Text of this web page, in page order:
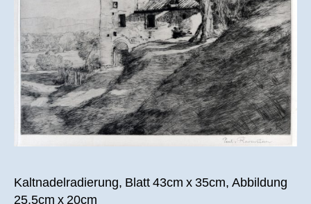
Kaltnadelradierung, Blatt 43cm x 35cm, Abbildung
25,5cm x 20cm